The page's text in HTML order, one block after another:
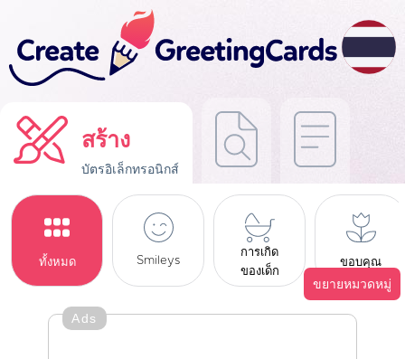
สร้าง
บัตรอิเล็กทรอนิกส์
ทั้งหมด Smileys
การเกิด
ของเด็ก
ขอบคุณ
ขยายหมวดหมู่
Ads